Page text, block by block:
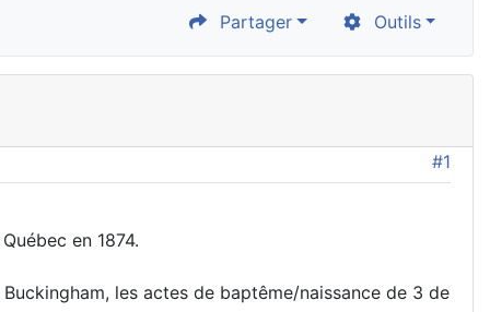
Partager Outils
#1
en 1874.
les actes de baptême/naissance de 3 de